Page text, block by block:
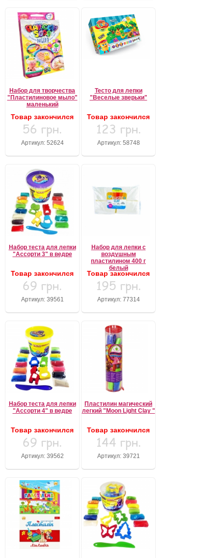
Набор для творчества
"Пластилиновое мыло"
маленький
Товар закончился
56 грн.
Артикул: 52624
Тесто для лепки
"Веселые зверьки"
Товар закончился
123 грн.
Артикул: 58748
Набор теста для лепки
"Ассорти 3" в ведре
Товар закончился
69 грн.
Артикул: 39561
Набор для лепки с
воздушным
пластилином 400 г
белый
Товар закончился
195 грн.
Артикул: 77314
Набор теста для лепки
"Ассорти 4" в ведре
Товар закончился
69 грн.
Артикул: 39562
Пластилин магический
легкий "Moon Light Clay "
Товар закончился
144 грн.
Артикул: 39721